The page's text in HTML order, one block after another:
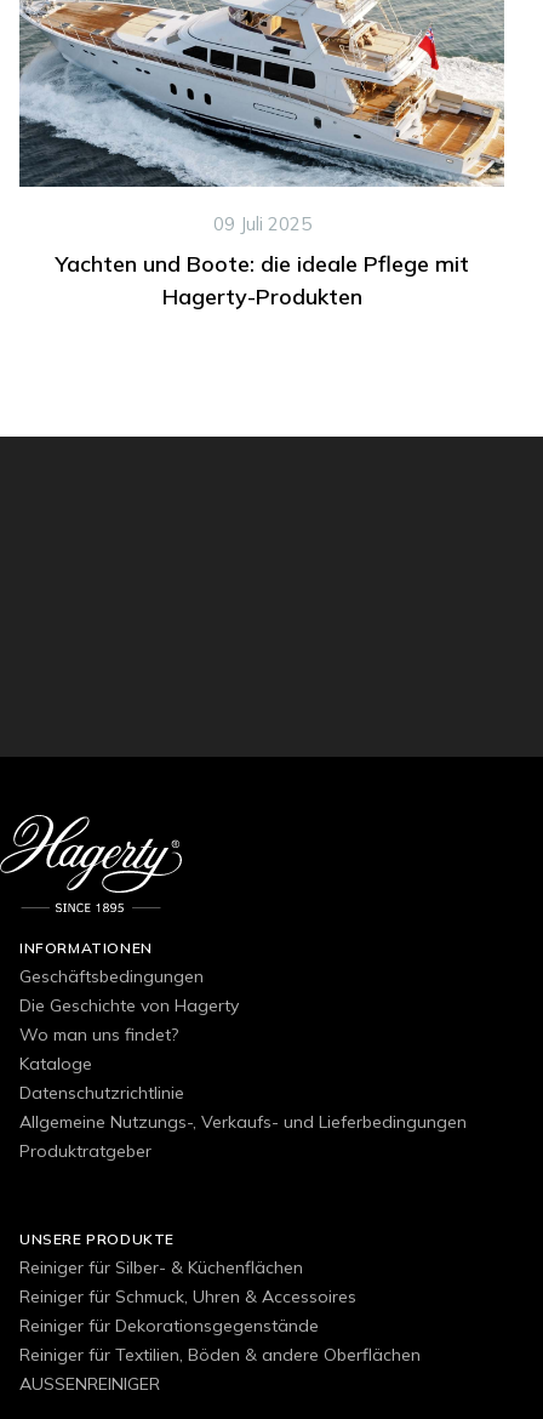
09 Juli 2025
Yachten und Boote: die ideale Pflege mit
Hagerty-Produkten
INFORMATIONEN
Geschäftsbedingungen
Die Geschichte von Hagerty
Wo man uns findet?
Kataloge
Datenschutzrichtlinie
Allgemeine Nutzungs-, Verkaufs- und Lieferbedingungen
Produktratgeber
UNSERE PRODUKTE
Reiniger für Silber- & Küchenflächen
Reiniger für Schmuck, Uhren & Accessoires
Reiniger für Dekorationsgegenstände
Reiniger für Textilien, Böden & andere Oberflächen
AUSSENREINIGER